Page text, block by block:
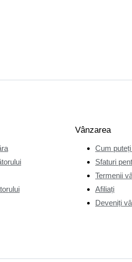
Vânzarea
Cum
Sfaturi
Termenii
Afiliați
Deveniți